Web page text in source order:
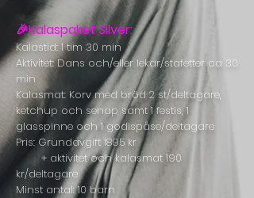
🎉Kalaspaket Silver:
Kalastid: 1 tim 30 min
Aktivitet: Dans och/eller lekar/stafetter ca 30
min
Kalasmat: Korv med bröd 2 st/deltagare,
ketchup och senap samt 1 festis, 1
glasspinne och 1 godispåse/deltagare
Pris: Grundavgift 1895 kr
+ aktivitet och kalasmat 190
kr/deltagare
Minst antal: 10 barn